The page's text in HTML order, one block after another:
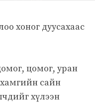
хоног дуусахаас
цомог, уран
сайн
хүлээн